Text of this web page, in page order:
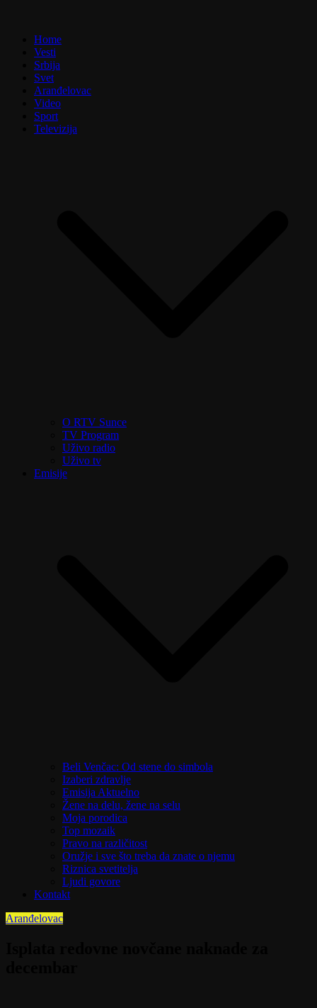
Home
Vesti
Srbija
Svet
Aranđelovac
Video
Sport
Televizija
O RTV Sunce
TV Program
Uživo radio
Uživo tv
Emisije
Beli Venčac: Od stene do simbola
Izaberi zdravlje
Emisija Aktuelno
Žene na delu, žene na selu
Moja porodica
Top mozaik
Pravo na različitost
Oružje i sve što treba da znate o njemu
Riznica svetitelja
Ljudi govore
Kontakt
Aranđelovac